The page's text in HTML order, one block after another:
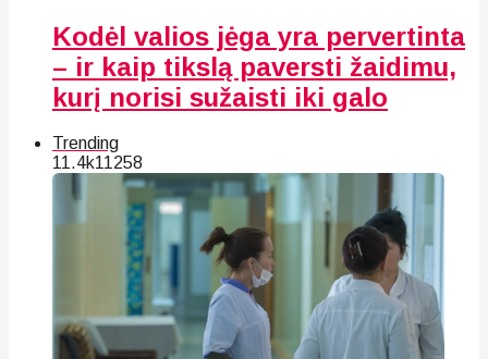
Kodėl valios jėga yra pervertinta
– ir kaip tikslą paversti žaidimu,
kurį norisi sužaisti iki galo
Trending
11.4k11258